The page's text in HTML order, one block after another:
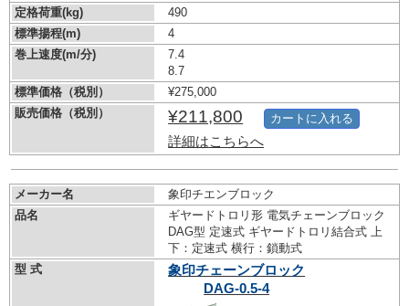
定格荷重(kg)
490
標準揚程(m)
4
巻上速度(m/分)
7.4
8.7
標準価格（税別）
¥275,000
販売価格（税別）
¥211,800
詳細はこちらへ
カートに入れる
メーカー名
象印チエンブロック
品名
ギヤードトロリ形 電気チェーンブロック
DAG型 定速式 ギヤードトロリ結合式 上
下：定速式 横行：鎖動式
型 式
象印チェーンブロック
DAG-0.5-4